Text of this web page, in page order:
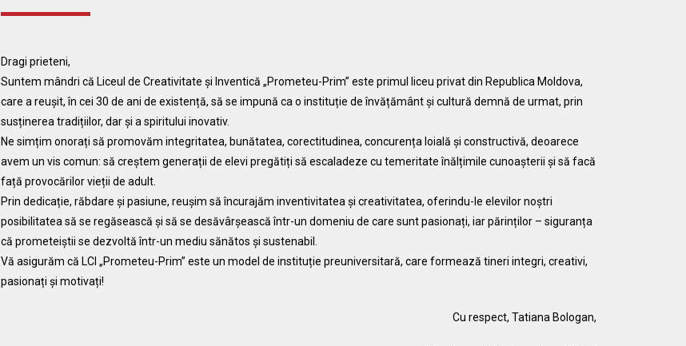
Dragi prieteni,
Suntem mândri că Liceul de Creativitate și Inventică „Prometeu-Prim” este primul liceu privat din Republica Moldova,
care a reușit, în cei 30 de ani de existență, să se impună ca o instituție de învățământ și cultură demnă de urmat, prin
susținerea tradițiilor, dar și a spiritului inovativ.
Ne simțim onorați să promovăm integritatea, bunătatea, corectitudinea, concurența loială și constructivă, deoarece
avem un vis comun: să creștem generații de elevi pregătiți să escaladeze cu temeritate înălțimile cunoașterii și să facă
față provocărilor vieții de adult.
Prin dedicație, răbdare și pasiune, reușim să încurajăm inventivitatea şi creativitatea, oferindu-le elevilor noștri
posibilitatea să se regăsească și să se desăvârșească într-un domeniu de care sunt pasionați, iar părinților – siguranța
că prometeiștii se dezvoltă într-un mediu sănătos și sustenabil.
Vă asigurăm că LCI „Prometeu-Prim” este un model de instituție preuniversitară, care formează tineri integri, creativi,
pasionați și motivați!
Cu respect, Tatiana Bologan,